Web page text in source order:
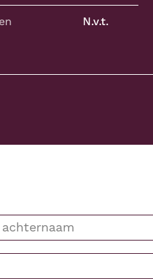
N.v.t.